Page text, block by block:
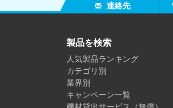
連絡先
製品を検索
人気製品ランキング
カテゴリ別
業界別
キャンペーン一覧